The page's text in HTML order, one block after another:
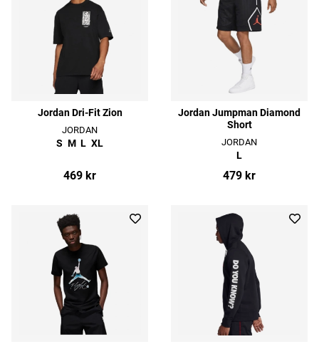
Jordan Dri-Fit Zion
JORDAN
S M L XL
469 kr
Jordan Jumpman Diamond
Short
JORDAN
L
479 kr